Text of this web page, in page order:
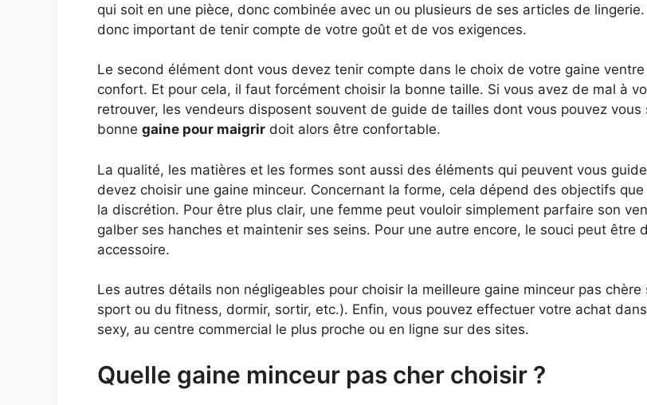
qui soit en une pièce, donc combinée avec un ou plusieurs de ses articles de
donc important de tenir compte de votre goût et de vos exigences.
Le second élément dont vous devez tenir compte dans le choix de votre gaine
confort. Et pour cela, il faut forcément choisir la bonne taille. Si vous avez de mal à
retrouver, les vendeurs disposent souvent de guide de tailles dont vous pouvez vous
bonne gaine pour maigrir doit alors être confortable.
La qualité, les matières et les formes sont aussi des éléments qui peuvent vous
devez choisir une gaine minceur. Concernant la forme, cela dépend des objectifs
la discrétion. Pour être plus clair, une femme peut vouloir simplement parfaire son
galber ses hanches et maintenir ses seins. Pour une autre encore, le souci peut être
accessoire.
Les autres détails non négligeables pour choisir la meilleure gaine minceur pas
sport ou du fitness, dormir, sortir, etc.). Enfin, vous pouvez effectuer votre achat
sexy, au centre commercial le plus proche ou en ligne sur des sites.
Quelle gaine minceur pas cher choisir ?